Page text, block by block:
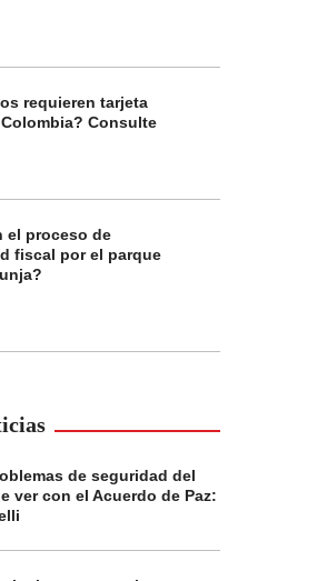
requieren tarjeta
Consulte
el proceso de
fiscal por el parque
de seguridad del
ver con el Acuerdo de Paz: